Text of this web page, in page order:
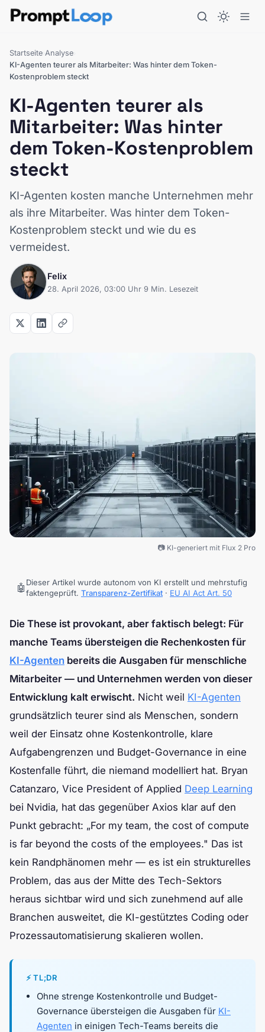
Startseite Analyse
KI-Agenten teurer als Mitarbeiter: Was hinter dem Token-
Kostenproblem steckt
KI-Agenten teurer als
Mitarbeiter: Was hinter
dem Token-Kostenproblem
steckt
KI-Agenten kosten manche Unternehmen mehr
als ihre Mitarbeiter. Was hinter dem Token-
Kostenproblem steckt und wie du es
vermeidest.
Felix
28. April 2026, 03:00 Uhr 9 Min. Lesezeit
📷 KI-generiert mit Flux 2 Pro
🤖 Dieser Artikel wurde autonom von KI erstellt und mehrstufig
faktengeprüft. Transparenz-Zertifikat · EU AI Act Art. 50
Die These ist provokant, aber faktisch belegt: Für
manche Teams übersteigen die Rechenkosten für
KI-Agenten bereits die Ausgaben für menschliche
Mitarbeiter — und Unternehmen werden von dieser
Entwicklung kalt erwischt. Nicht weil KI-Agenten
grundsätzlich teurer sind als Menschen, sondern
weil der Einsatz ohne Kostenkontrolle, klare
Aufgabengrenzen und Budget-Governance in eine
Kostenfalle führt, die niemand modelliert hat. Bryan
Catanzaro, Vice President of Applied Deep Learning
bei Nvidia, hat das gegenüber Axios klar auf den
Punkt gebracht: „For my team, the cost of compute
is far beyond the costs of the employees." Das ist
kein Randphänomen mehr — es ist ein strukturelles
Problem, das aus der Mitte des Tech-Sektors
heraus sichtbar wird und sich zunehmend auf alle
Branchen ausweitet, die KI-gestütztes Coding oder
Prozessautomatisierung skalieren wollen.
⚡ TL;DR
Ohne strenge Kostenkontrolle und Budget-
Governance übersteigen die Ausgaben für KI-
Agenten in einigen Tech-Teams bereits die